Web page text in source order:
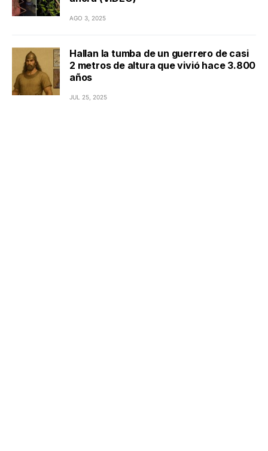
AGO 3, 2025
Hallan la tumba de un guerrero de casi
2 metros de altura que vivió hace 3.800
años
JUL 25, 2025